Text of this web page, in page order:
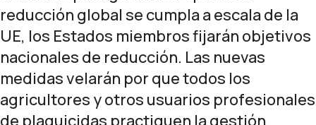
reducción global se cumpla a escala de la
UE, los Estados miembros fijarán objetivos
nacionales de reducción. Las nuevas
medidas velarán por que todos los
agricultores y otros usuarios profesionales
de plaguicidas practiquen la gestión